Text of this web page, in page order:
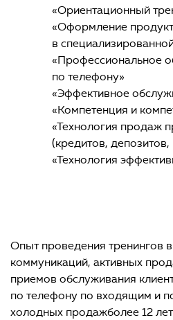
«Ориентационный
«Оформление
в
«Профессиональное
по телефону»
«Эффективное
«Компетенция и
«Технология продаж
(кредитов, депозитов,
«Технология
Опыт проведения тренингов
коммуникаций, активных
приемов обслуживания
по телефону по входящим и
холодных продажболее 12